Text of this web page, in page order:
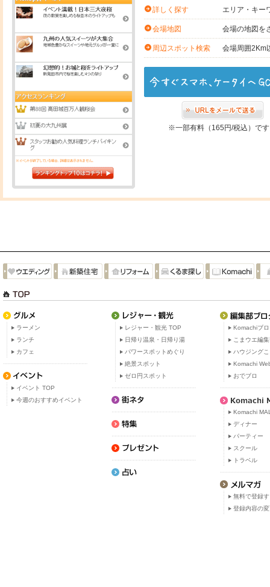
詳しく探す エリア・キー
会場地図 会場の地図を
周辺スポット検索 会場周囲2Km
※一部有料（165円/税込）で
ラーメン
ランチ
カフェ
イベント TOP
今週のおすすめイベント
レジャー・観光 TOP
日帰り温泉・日帰り湯
パワースポットめぐり
絶景スポット
ゼロ円スポット
Komachiブ
こまウエ編
ハウジング
Komachi
おでブロ
Komachi
ディナー
パーティー
スクール
トラベル
無料で登録
登録内容の